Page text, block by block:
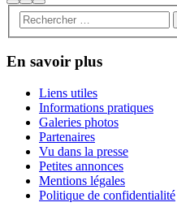
Rechercher
Plus
d’infos
Menu
principal
En savoir plus
Liens utiles
Informations pratiques
Galeries photos
Partenaires
Vu dans la presse
Petites annonces
Mentions légales
Politique de confidentialité